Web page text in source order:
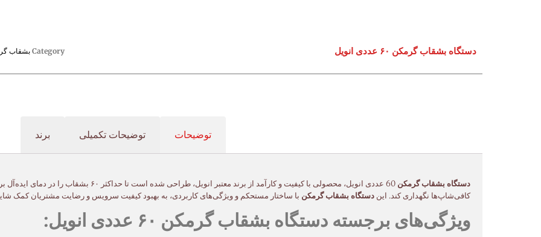
دستگاه بشقاب گرمکن ۶۰ عددی انویل Category بشقاب
توضیحات توضیحات تکمیلی برند
دستگاه بشقاب گرمکن
60 عددی انویل، محصولی با کیفیت و کارآمد از برند
کافی‌شاپ‌ها نگهداری کند. این دستگاه بشقاب گرمکن با ساختار مستحکم و ویژگی‌های کاربردی، به بهبود کیفیت سرویس و رضایت مشتریان کمک
ویژگی‌های برجسته دستگاه بشقاب گرمکن ۶۰ عددی انویل: